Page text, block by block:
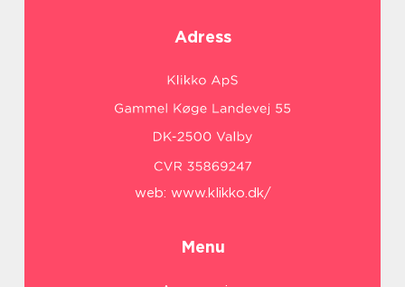
Adress
web: www.klikko.dk/
Menu